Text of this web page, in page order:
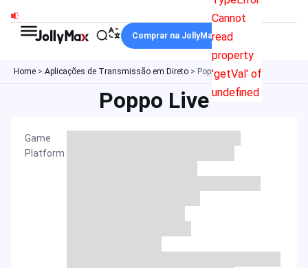
para
Cannot
read
property
'getVal' of
undefined
Comprar na JollyMax
Home > Aplicações de Transmissão em Direto > Poppo Live
Poppo Live
Game
Platform